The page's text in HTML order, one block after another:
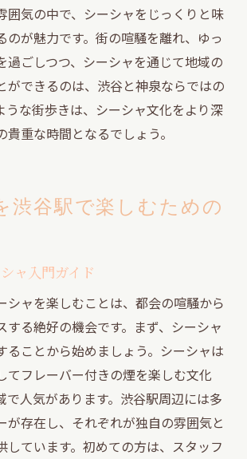
囲気の中で、シーシャをじっくりと味
のが魅力です。街の喧騒を離れ、ゆっ
過ごしつつ、シーシャを通じて地域の
ができるのは、渋谷と神泉ならではの
うな街歩きは、シーシャ文化をより深
貴重な時間となるでしょう。
渋谷駅で楽しむための
ャ入門ガイド
シャを楽しむことは、都会の喧騒から
する絶好の機会です。まず、シーシャ
ることから始めましょう。シーシャは
てフレーバー付きの煙を楽しむ文化
で人気があります。渋谷駅周辺には多
が存在し、それぞれが独自の雰囲気と
しています。初めての方は、スタッフ